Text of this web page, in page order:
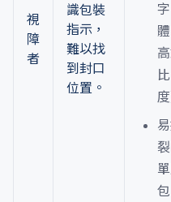
視
障
者
識包裝
指示，
難以找
到封口
位置。
字
體
比
包